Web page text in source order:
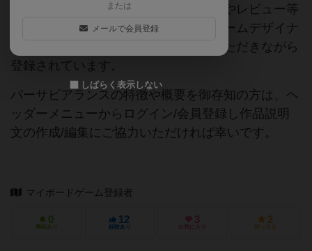
当サイトに掲載されている作品説明文やレビュー等
の情報は、ボドゲーマ運営事務局・ゲームデザイナ
ーご本人様・有志の皆様にご協力をいただきながら
登録されています。
パーサビアランスの特徴や概要を御存知の方は、ヘ
ッダーメニューからログイン/会員登録し作品説明
文の作成/編集にご協力いただければ幸いです。
マイボードゲーム登録者
0
興味あり
12
経験あり
3
お気に入り
2
持ってる
または
メールで会員登録
しばらく表示しない